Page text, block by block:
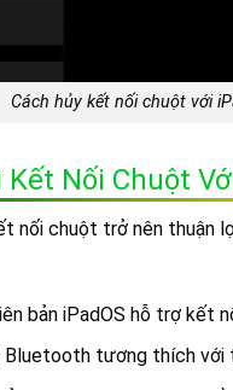
Cách hủy kết nối chuột với
Kết Nối Chuột
nối chuột trở nên thuận
bản iPadOS hỗ trợ kết
Bluetooth tương thích với